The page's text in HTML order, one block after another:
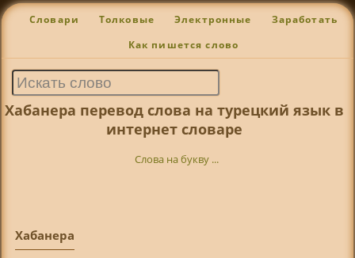
Словари Толковые Электронные Заработать
Как пишется слово
Хабанера перевод слова на турецкий язык в
интернет словаре
Слова на букву ...
Хабанера